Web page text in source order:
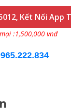
Kết Nối
:1,500,000 vnđ